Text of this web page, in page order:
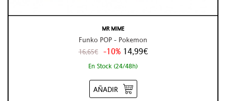
MR MIME
Funko POP - Pokemon
16,65€ -10% 14,99€
En Stock (24/48h)
AÑADIR